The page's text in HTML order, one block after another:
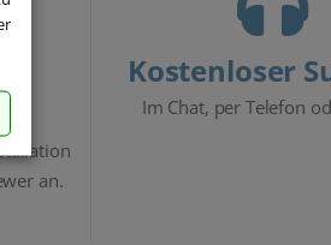
an.
Kostenloser
Im Chat, per Telefon